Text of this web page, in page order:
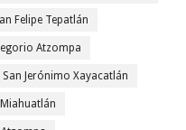
Felipe Tepatlán
Atzompa
San Jerónimo Xayacatlán